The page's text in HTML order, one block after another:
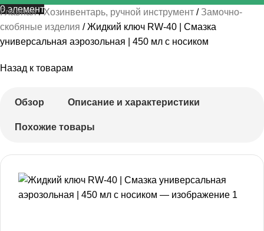
0элемент
Главная Хозинвентарь, ручной инструмент
Замочно-
скобяные изделия
Жидкий ключ RW-40 | Смазка
универсальная аэрозольная | 450 мл с носиком
Назад к товарам
Обзор Описание и характеристики
Похожие товары